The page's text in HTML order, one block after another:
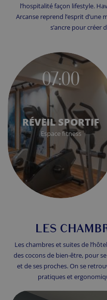
l’hospitalité façon lifestyle.
Arcanse reprend l’esprit d’une
s’ancre pour créer
07:00
RÉVEIL SPORTIF
Espace fitness
LES
Les chambres et suites de
des cocons de bien-être, pour
et de ses proches. On se
pratiques et